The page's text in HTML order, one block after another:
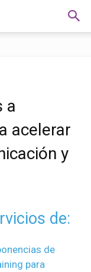
a
acelerar
y
de:
de
para